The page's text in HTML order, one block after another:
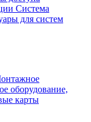
Система
для систем
оборудование,
карты